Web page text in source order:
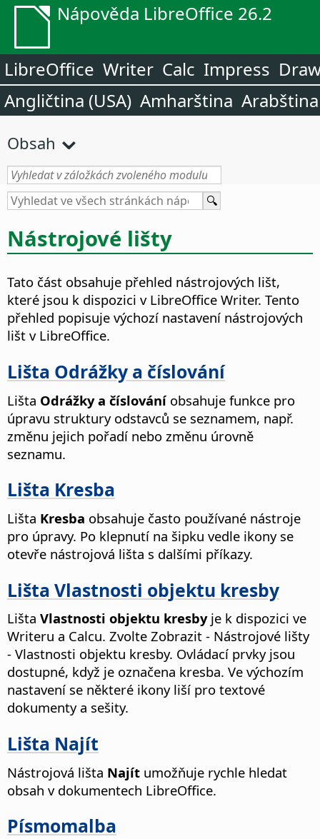
Nápověda LibreOffice 26.2
LibreOffice Writer Calc Impress
Angličtina (USA) Amharština Arabština
Obsah
Nástrojové lišty
Tato část obsahuje přehled nástrojových lišt,
které jsou k dispozici v LibreOffice Writer. Tento
přehled popisuje výchozí nastavení nástrojových
lišt v LibreOffice.
Lišta Odrážky a číslování
Lišta Odrážky a číslováníobsahuje funkce pro
úpravu struktury odstavců se seznamem, např.
změnu jejich pořadí nebo změnu úrovně
seznamu.
Lišta Kresba
Lišta Kresba obsahuje často používané nástroje
pro úpravy. Po klepnutí na šipku vedle ikony se
otevře nástrojová lišta s dalšími příkazy.
Lišta Vlastnosti objektu kresby
Lišta Vlastnosti objektu kresbyje k dispozici ve
Writeru a Calcu. Zvolte Zobrazit - Nástrojové lišty
- Vlastnosti objektu kresby. Ovládací prvky jsou
dostupné, když je označena kresba. Ve výchozím
nastavení se některé ikony liší pro textové
dokumenty a sešity.
Lišta Najít
Nástrojová lišta Najít umožňuje rychle hledat
obsah v dokumentech LibreOffice.
Písmomalba